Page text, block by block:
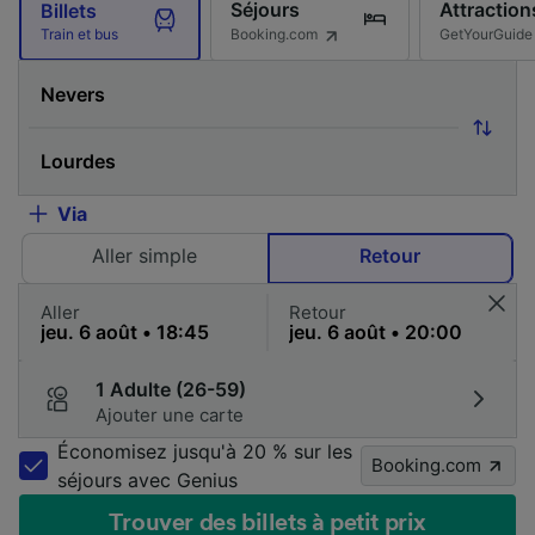
Billets
Train et bus
Séjours
Booking.com GetYourGuide
Via
Aller simple
Retour
Aller Retour
1 Adulte (26-59)
Ajouter une carte
Économisez jusqu'à 20 % sur les
séjours avec Genius
Booking.com
Trouver des billets à petit prix